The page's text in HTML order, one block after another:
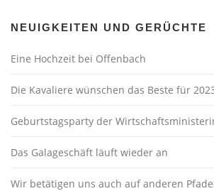
NEUIGKEITEN UND GERÜCHTE
Eine Hochzeit bei Offenbach
Die Kavaliere wünschen das Beste für
Geburtstagsparty der
Das Galageschäft läuft wieder an
Wir betätigen uns auch auf anderen